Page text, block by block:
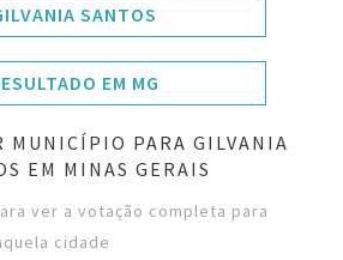
SANTOS
EM MG
MUNICÍPIO PARA GILVANIA
EM MINAS GERAIS
ver a votação completa para
cidade